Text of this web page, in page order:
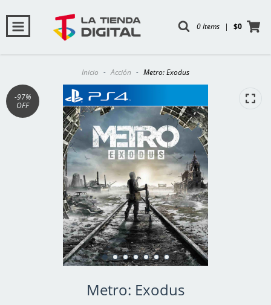
0 Items | $0
Inicio - Acción - Metro: Exodus
-97%
OFF
Metro: Exodus